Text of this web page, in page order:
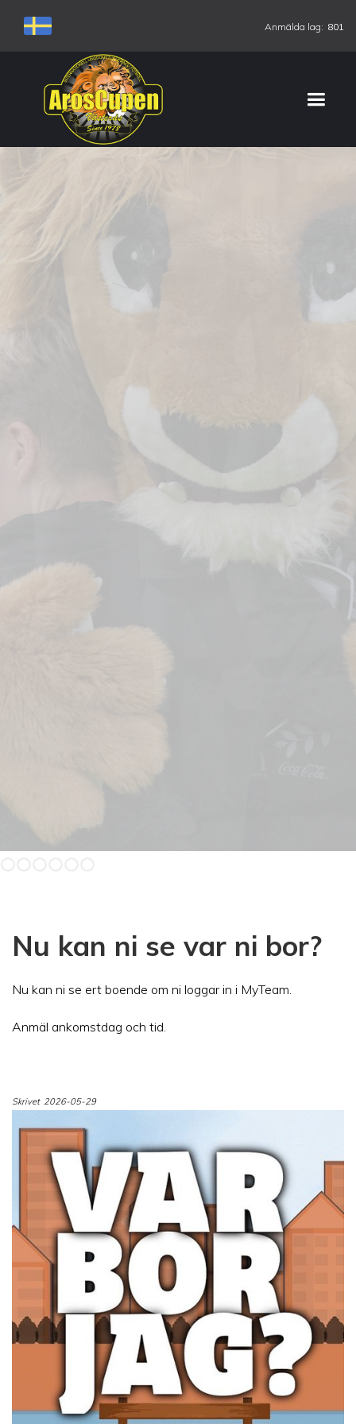
Anmälda lag: 801
Slide 2 of 6.
Nu kan ni se var ni bor?
Nu kan ni se ert boende om ni loggar in i MyTeam.
Anmäl ankomstdag och tid.
Skrivet 2026-05-29